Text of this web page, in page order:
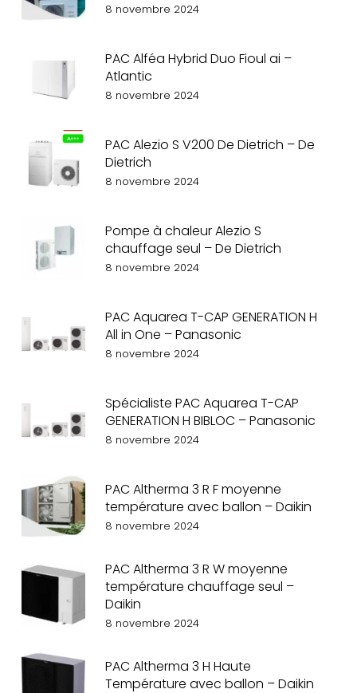
8 novembre 2024
PAC Alféa Hybrid Duo Fioul ai –
Atlantic
8 novembre 2024
PAC Alezio S V200 De Dietrich – De
Dietrich
8 novembre 2024
Pompe à chaleur Alezio S
chauffage seul – De Dietrich
8 novembre 2024
PAC Aquarea T-CAP GENERATION H
All in One – Panasonic
8 novembre 2024
Spécialiste PAC Aquarea T-CAP
GENERATION H BIBLOC – Panasonic
8 novembre 2024
PAC Altherma 3 R F moyenne
température avec ballon – Daikin
8 novembre 2024
PAC Altherma 3 R W moyenne
température chauffage seul –
Daikin
8 novembre 2024
PAC Altherma 3 H Haute
Température avec ballon – Daikin